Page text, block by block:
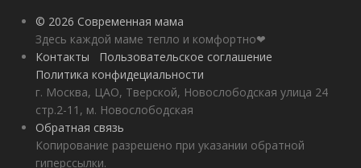
© 2026 Современная мама
Здесь каждой маме тепло и комфортно❤
Контакты
Пользовательское соглашение
Политика конфидециальности
г. Москва, ЦАО, Тверской, Новослободская улица 24
стр.2-11, м. Новослободская
Обратная связь
Копирование разрешено при указании обратной
гиперссылки.